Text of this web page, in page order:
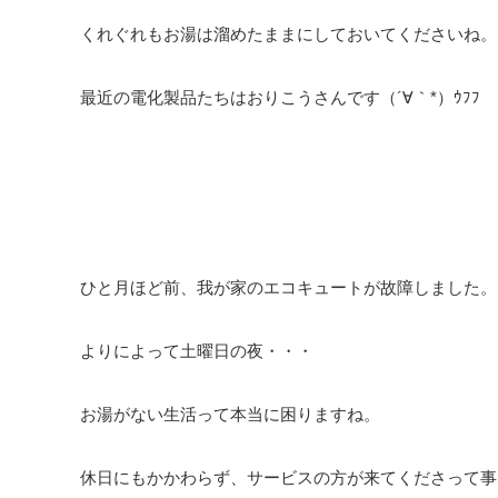
くれぐれもお湯は溜めたままにしておいてくださいね。
最近の電化製品たちはおりこうさんです（´∀｀*）ｳﾌﾌ
ひと月ほど前、我が家のエコキュートが故障しました。
よりによって土曜日の夜・・・
お湯がない生活って本当に困りますね。
休日にもかかわらず、サービスの方が来てくださって